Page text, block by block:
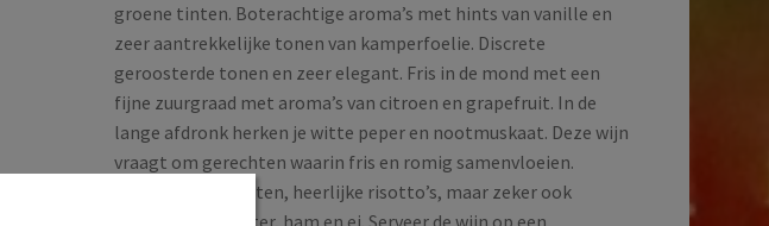
groene tinten. Boterachtige aroma’s met hints van vanille en
zeer aantrekkelijke tonen van kamperfoelie. Discrete
geroosterde tonen en zeer elegant. Fris in de mond met een
fijne zuurgraad met aroma’s van citroen en grapefruit. In de
lange afdronk herken je witte peper en nootmuskaat. Deze wijn
vraagt om gerechten waarin fris en romig samenvloeien.
Stevige visgerechten, heerlijke risotto’s, maar zeker ook